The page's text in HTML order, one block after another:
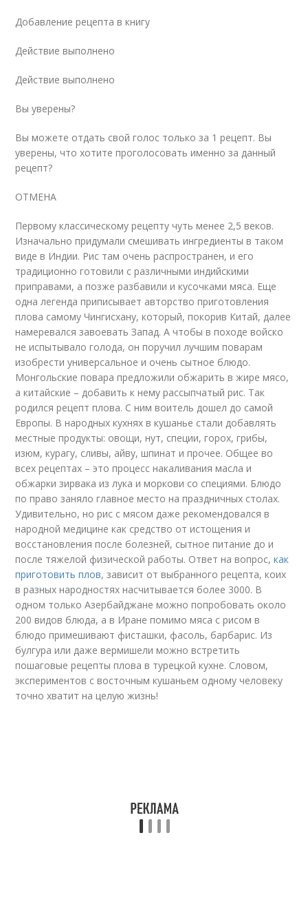
Добавление рецепта в книгу
Действие выполнено
Действие выполнено
Вы уверены?
Вы можете отдать свой голос только за 1 рецепт. Вы
уверены, что хотите проголосовать именно за данный
рецепт?
ОТМЕНА
Первому классическому рецепту чуть менее 2,5 веков.
Изначально придумали смешивать ингредиенты в таком
виде в Индии. Рис там очень распространен, и его
традиционно готовили с различными индийскими
приправами, а позже разбавили и кусочками мяса. Еще
одна легенда приписывает авторство приготовления
плова самому Чингисхану, который, покорив Китай, далее
намеревался завоевать Запад. А чтобы в походе войско
не испытывало голода, он поручил лучшим поварам
изобрести универсальное и очень сытное блюдо.
Монгольские повара предложили обжарить в жире мясо,
а китайские – добавить к нему рассыпчатый рис. Так
родился рецепт плова. С ним воитель дошел до самой
Европы. В народных кухнях в кушанье стали добавлять
местные продукты: овощи, нут, специи, горох, грибы,
изюм, курагу, сливы, айву, шпинат и прочее. Общее во
всех рецептах – это процесс накаливания масла и
обжарки зирвака из лука и моркови со специями. Блюдо
по право заняло главное место на праздничных столах.
Удивительно, но рис с мясом даже рекомендовался в
народной медицине как средство от истощения и
восстановления после болезней, сытное питание до и
после тяжелой физической работы. Ответ на вопрос,как
приготовить плов, зависит от выбранного рецепта, коих
в разных народностях насчитывается более 3000. В
одном только Азербайджане можно попробовать около
200 видов блюда, а в Иране помимо мяса с рисом в
блюдо примешивают фисташки, фасоль, барбарис. Из
булгура или даже вермишели можно встретить
пошаговые рецепты плова в турецкой кухне. Словом,
экспериментов с восточным кушаньем одному человеку
точно хватит на целую жизнь!